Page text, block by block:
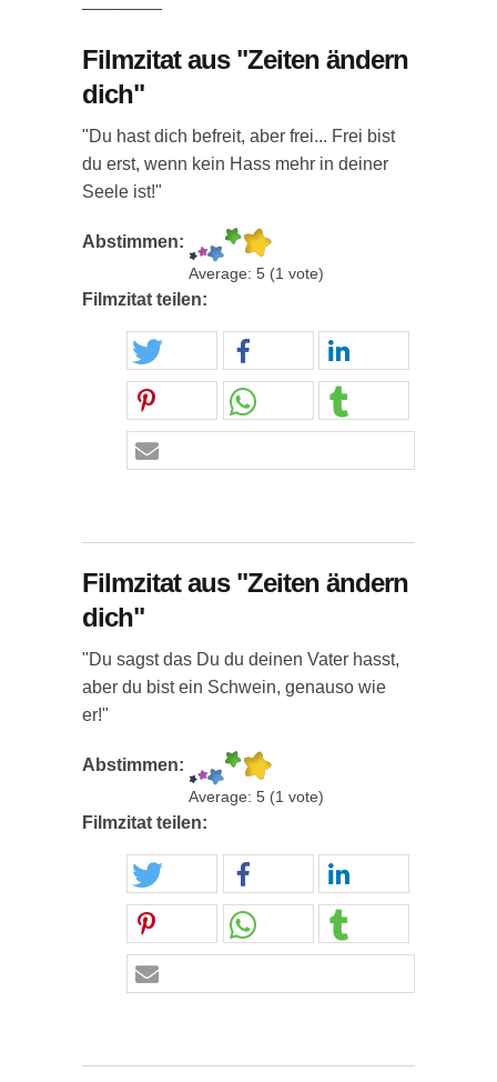
Filmzitat aus "Zeiten ändern
dich"
"Du hast dich befreit, aber frei... Frei bist
du erst, wenn kein Hass mehr in deiner
Seele ist!"
Abstimmen:
Average: 5 (1 vote)
Filmzitat teilen:
Filmzitat aus "Zeiten ändern
dich"
"Du sagst das Du du deinen Vater hasst,
aber du bist ein Schwein, genauso wie
er!"
Abstimmen:
Average: 5 (1 vote)
Filmzitat teilen: